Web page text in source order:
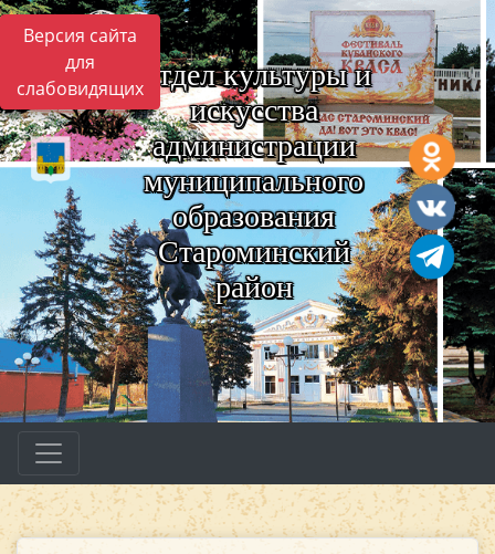
Версия сайта
для
слабовидящих Отдел культуры и
искусства
администрации
муниципального
образования
Староминский
район